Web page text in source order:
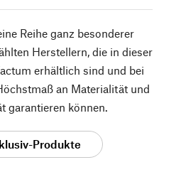
Reihe ganz besonderer
Herstellern, die in dieser
erhältlich sind und bei
an Materialität und
garantieren können.
Produkte